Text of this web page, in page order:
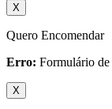
X
Quero Encomendar
Erro: Formulário de
X